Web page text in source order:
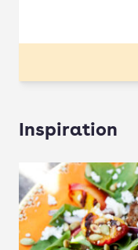
Inspiration